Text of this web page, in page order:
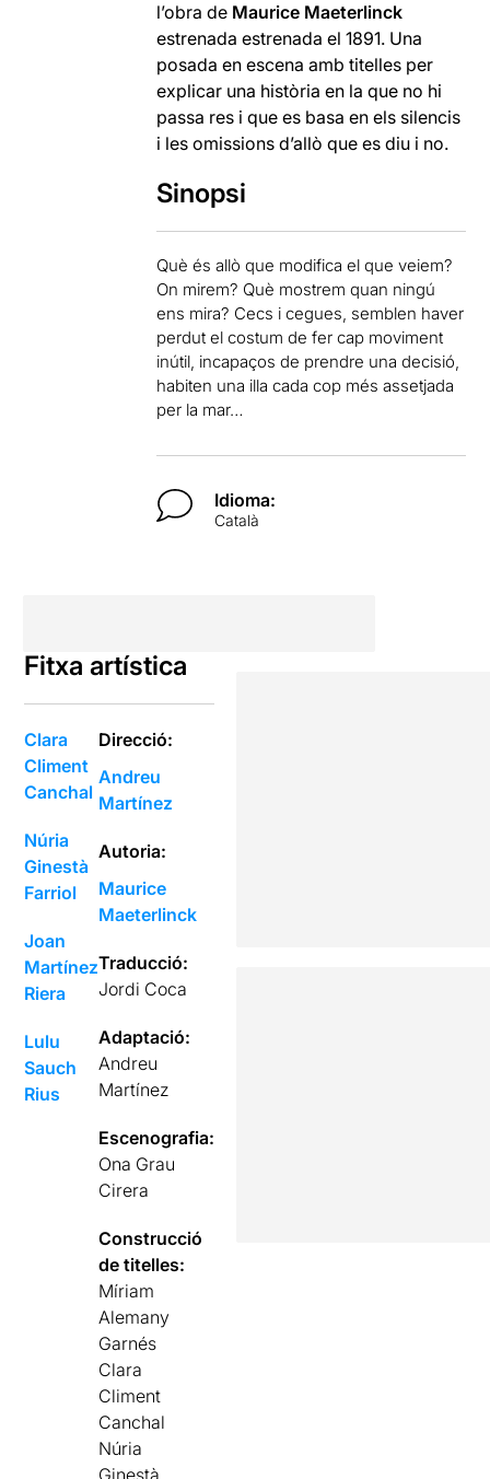
l’obra de Maurice Maeterlinck
estrenada estrenada el 1891. Una
posada en escena amb titelles per
explicar una història en la que no hi
passa res i que es basa en els silencis
i les omissions d’allò que es diu i no.
Sinopsi
Què és allò que modifica el que veiem?
On mirem? Què mostrem quan ningú
ens mira? Cecs i cegues, semblen haver
perdut el costum de fer cap moviment
inútil, incapaços de prendre una decisió,
habiten una illa cada cop més assetjada
per la mar…
Idioma:
Català
Fitxa artística
Clara
Climent
Canchal
Núria
Ginestà
Farriol
Joan
Martínez
Riera
Lulu
Sauch
Rius
Direcció:
Andreu
Martínez
Autoria:
Maurice
Maeterlinck
Traducció:
Jordi Coca
Adaptació:
Andreu
Martínez
Escenografia:
Ona Grau
Cirera
Construcció
de titelles:
Míriam
Alemany
Garnés
Clara
Climent
Canchal
Núria
Ginestà